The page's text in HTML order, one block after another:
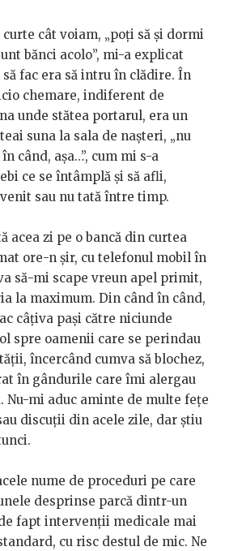
cât voiam, „poți să și dormi
bănci acolo”, mi-a explicat
să fac era să intru în clădire. În
chemare, indiferent de
unde stătea portarul, era un
suna la sala de nașteri, „nu
când, așa…”, cum mi s-a
ce se întâmplă și să afli,
sau nu tată între timp.
acea zi pe o bancă din curtea
ore-n șir, cu telefonul mobil în
să-mi scape vreun apel primit,
la maximum. Din când în când,
câțiva pași către niciunde
spre oamenii care se perindau
încercând cumva să blochez,
în gândurile care îmi alergau
Nu-mi aduc aminte de multe fețe
discuții din acele zile, dar știu
nume de proceduri pe care
desprinse parcă dintr-un
fapt intervenții medicale mai
cu risc destul de mic. Ne